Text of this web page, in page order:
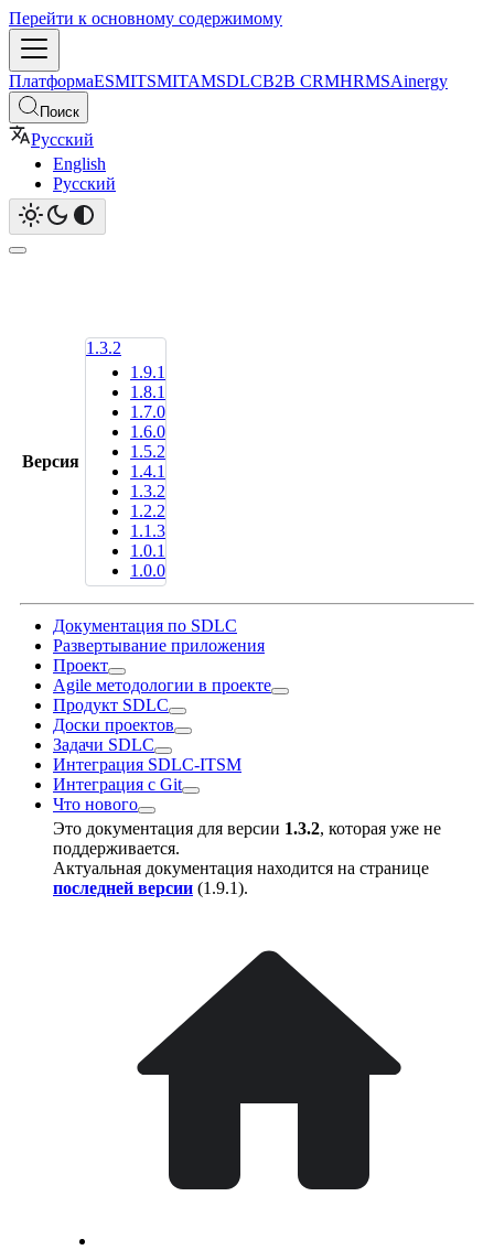
Перейти к основному содержимому
ПлатформаESMITSMITAMSDLCB2B CRMHRMSAinergy
Поиск
Русский
English
Русский
Версия
1.3.2
1.9.1
1.8.1
1.7.0
1.6.0
1.5.2
1.4.1
1.3.2
1.2.2
1.1.3
1.0.1
1.0.0
Документация по SDLC
Развертывание приложения
Проект
Agile методологии в проекте
Продукт SDLC
Доски проектов
Задачи SDLC
Интеграция SDLC-ITSM
Интеграция с Git
Что нового
Это документация для версии 1.3.2, которая уже не
поддерживается.
Актуальная документация находится на странице
последней версии (1.9.1).